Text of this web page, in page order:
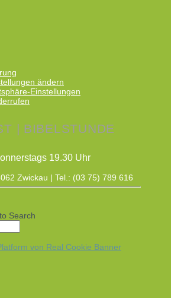
ändern
Einstellungen
| BIBELSTUNDE
19.30 Uhr
Zwickau | Tel.: (03 75) 789 616
Search
von Real Cookie Banner